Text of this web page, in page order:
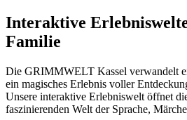
Interaktive
Familie
Die GRIMMWELT Kassel verwandelt
ein magisches Erlebnis voller
Unsere interaktive Erlebniswelt öffnet
faszinierenden Welt der Sprache,